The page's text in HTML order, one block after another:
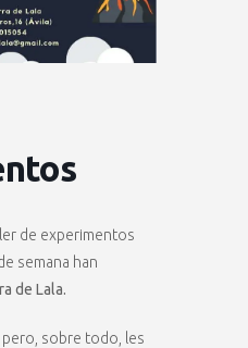
de experimentos
semana han
de Lala.
sobre todo, les